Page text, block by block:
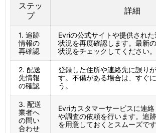
ステッ
プ
詳細
1. 追跡
情報の
再確認
Evriの公式サイトや提供され
状況を再度確認します。最新
状況をチェックしてください。
2. 配送
先情報
の確認
登録した住所や連絡先に誤り
す。不備がある場合は、すぐ
う。
3. 配送
業者へ
の問い
合わせ
Evriカスタマーサービスに連
や調査の依頼を行います。追
を用意しておくとスムーズです